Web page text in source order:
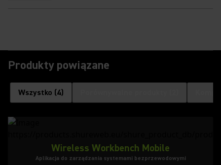
Produkty powiązane
Wszystko (4)
Wireless Workbench Mobile
Aplikacja do zarządzania systemami bezprzewodowymi